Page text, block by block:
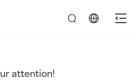
attention!